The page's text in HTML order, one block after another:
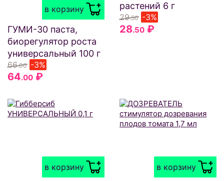
в корзину
ГУМИ-30 паста,
биорегулятор роста
универсальный 100 г
66.00 -3%
64.00 ₽
растений 6 г
29.50 -3%
28.50 ₽
в корзину в корзину